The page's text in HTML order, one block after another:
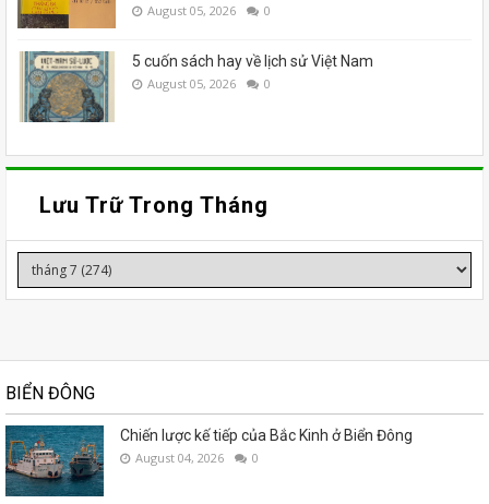
August 05, 2026 0
5 cuốn sách hay về lịch sử Việt Nam
August 05, 2026 0
Lưu Trữ Trong Tháng
BIỂN ĐÔNG
Chiến lược kế tiếp của Bắc Kinh ở Biển Đông
August 04, 2026 0